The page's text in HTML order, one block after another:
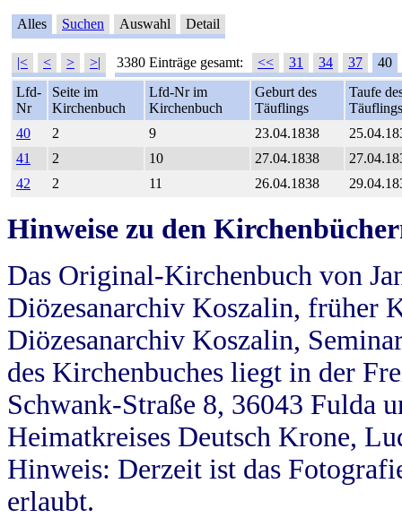
Alles Suchen Auswahl Detail
|< < > >| 3380 Einträge gesamt: << 31 34 37
40
Lfd-
Nr
Seite im
Kirchenbuch
Lfd-Nr im
Kirchenbuch
Geburt des
Täuflings
Taufe
Täuflings
40
2 9 23.04.1838
41
2 10 27.04.1838
42
2 11 26.04.1838
Hinweise zu den
Das Original-Kirchenbuch von
Diözesanarchiv Koszalin, früher
Diözesanarchiv Koszalin,
des Kirchenbuches liegt in der
Schwank-Straße 8, 36043 Fulda
Heimatkreises Deutsch Krone,
Hinweis: Derzeit ist das
erlaubt.